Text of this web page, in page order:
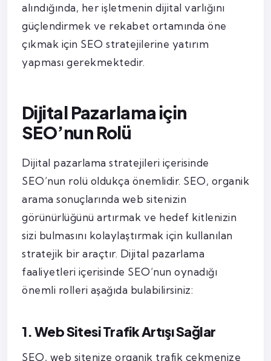
alındığında, her işletmenin dijital varlığını
güçlendirmek ve rekabet ortamında öne
çıkmak için SEO stratejilerine yatırım
yapması gerekmektedir.
Dijital Pazarlama için
SEO’nun Rolü
Dijital pazarlama stratejileri içerisinde
SEO’nun rolü oldukça önemlidir. SEO, organik
arama sonuçlarında web sitenizin
görünürlüğünü artırmak ve hedef kitlenizin
sizi bulmasını kolaylaştırmak için kullanılan
stratejik bir araçtır. Dijital pazarlama
faaliyetleri içerisinde SEO’nun oynadığı
önemli rolleri aşağıda bulabilirsiniz:
1. Web Sitesi Trafik Artışı Sağlar
SEO, web sitenize organik trafik çekmenize